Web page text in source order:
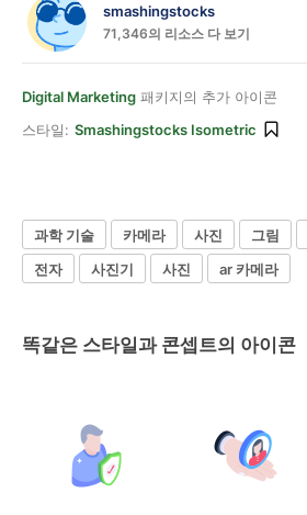
smashingstocks
71,346의 리소스 다 보기
Digital Marketing 패키지의 추가 아이콘
스타일: Smashingstocks Isometric
과학 기술 카메라 사진 그림
전자
사진기 사진 ar 카메라
똑같은 스타일과 콘셉트의 아이콘